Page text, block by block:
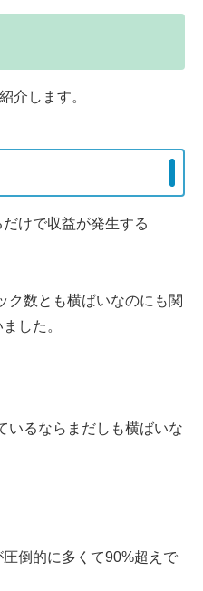
介します。
けで収益が発生する
ク数とも横ばいなのにも関
した。
いるならまだしも横ばいな
倒的に多くて90%超えで